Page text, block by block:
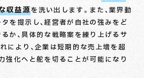
収益源を洗い出します。また、業界動
を提示し、経営者が自社の強みをど
か、具体的な戦略案を練り上げるサ
により、企業は短期的な売上増を超
強化へと舵を切ることが可能になり